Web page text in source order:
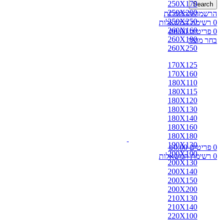
Search
הרשמה/התחברות
0 רשימת המשאלות
0 פריטים ₪0.00
בחר מוצר
0 פריטים ₪0.00
0 רשימת המשאלות
250X170
250X200
250X250
260X160
260X180
260X250
170X125
170X160
180X110
180X115
180X120
180X130
180X140
180X160
180X180
190X130
200X100
200X130
200X140
200X150
200X200
210X130
210X140
220X100